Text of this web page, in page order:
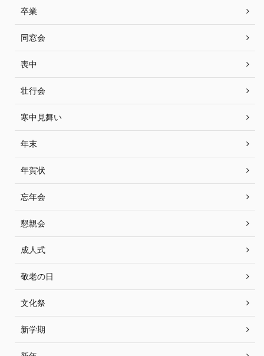
卒業
同窓会
喪中
壮行会
寒中見舞い
年末
年賀状
忘年会
懇親会
成人式
敬老の日
文化祭
新学期